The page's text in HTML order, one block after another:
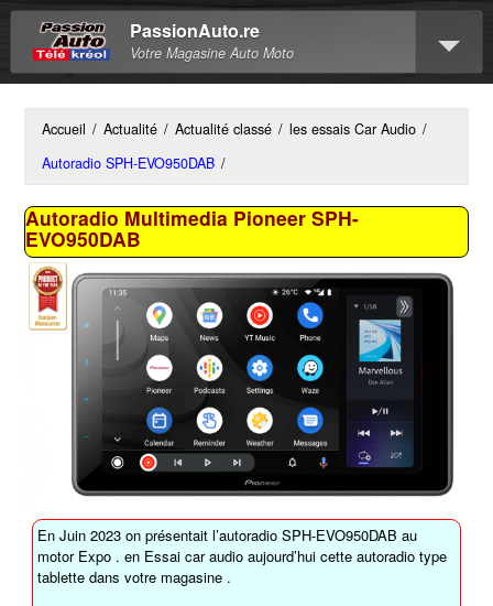
PassionAuto.re
Votre Magasine Auto Moto
Accueil / Actualité / Actualité classé / les essais Car Audio /
Autoradio SPH-EVO950DAB /
Autoradio Multimedia Pioneer SPH-
EVO950DAB
En Juin 2023 on présentait l’autoradio SPH-EVO950DAB au
motor Expo . en Essai car audio aujourd’hui cette autoradio type
tablette dans votre magasine .